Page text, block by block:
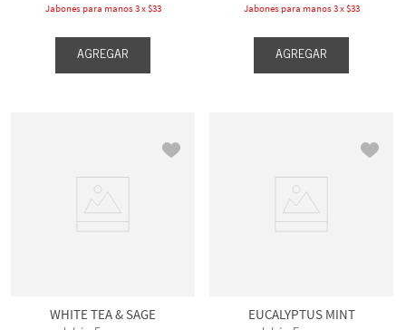
Jabones para manos 3 x $33
AGREGAR
Jabones para manos 3 x $33
AGREGAR
WHITE TEA & SAGE EUCALYPTUS MINT